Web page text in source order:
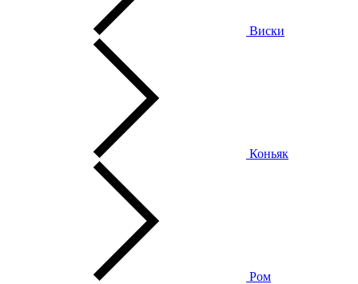
Виски
Коньяк
Ром